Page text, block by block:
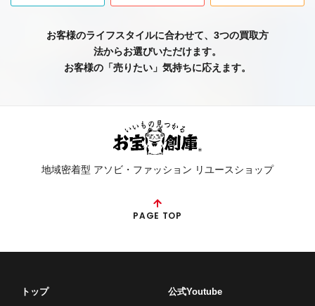
お客様のライフスタイルに合わせて、3つの買取方
法からお選びいただけます。
お客様の「売りたい」気持ちに応えます。
地域密着型 アソビ・ファッション リユースショップ
PAGE TOP
トップ 公式Youtube